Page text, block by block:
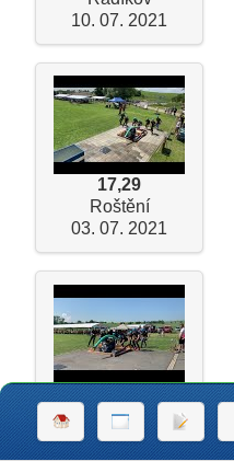
10. 07. 2021
17,29
Roštění
03. 07. 2021
20,39
Paršovice
27. 06. 2021